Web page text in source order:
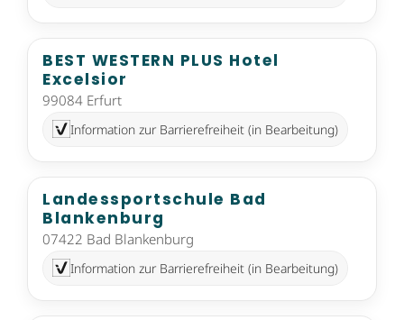
BEST WESTERN PLUS Hotel
Excelsior
99084 Erfurt
Information zur Barrierefreiheit (in Bearbeitung)
Landessportschule Bad
Blankenburg
07422 Bad Blankenburg
Information zur Barrierefreiheit (in Bearbeitung)